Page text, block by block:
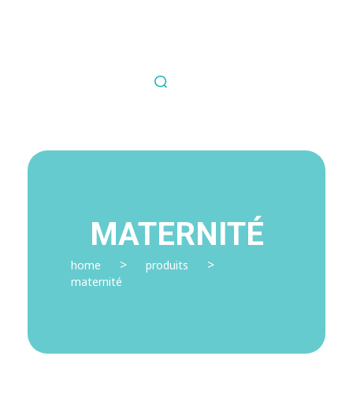
home > produits >
maternité
MATERNITÉ